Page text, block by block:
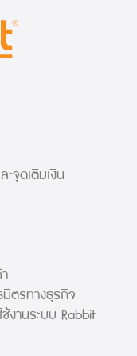
จุดเติมเงิน
ตรทางธุรกิจ
งานระบบ Rabbit